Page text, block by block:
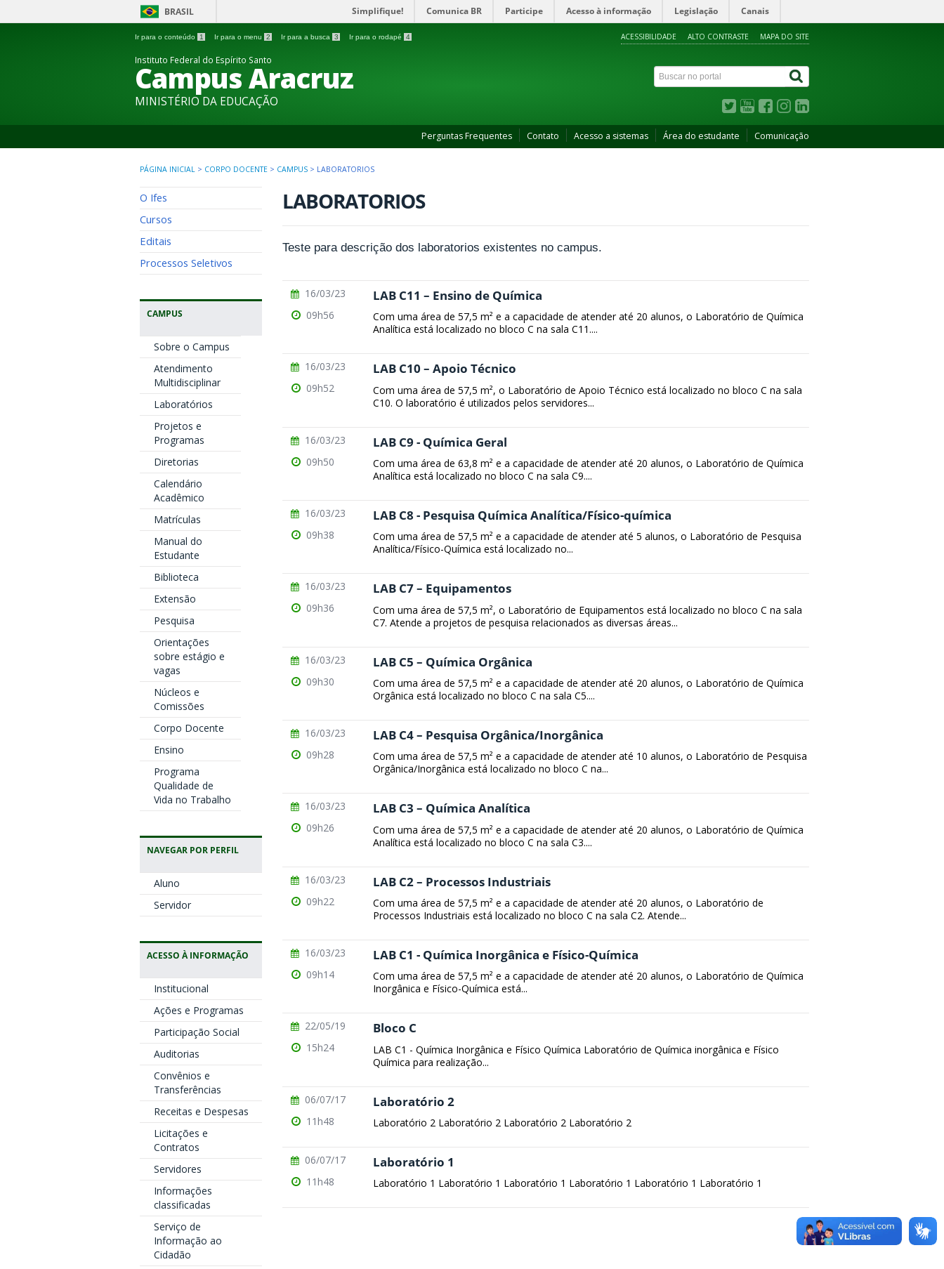
BRASIL Simplifique! Comunica BR Participe Acesso à informação Legislação Canais
Ir para o conteúdo 1 Ir para o menu 2 Ir para a busca 3 Ir para o rodapé 4 ACESSIBILIDADE ALTO CONTRASTE MAPA DO SITE
Instituto Federal do Espírito Santo
Campus Aracruz
MINISTÉRIO DA EDUCAÇÃO
Perguntas Frequentes Contato Acesso a sistemas Área do estudante Comunicação
PÁGINA INICIAL > CORPO DOCENTE > CAMPUS > LABORATORIOS
O Ifes
Cursos
Editais
Processos Seletivos
CAMPUS
Sobre o Campus
Atendimento
Multidisciplinar
Laboratórios
Projetos e
Programas
Diretorias
Calendário
Acadêmico
Matrículas
Manual do
Estudante
Biblioteca
Extensão
Pesquisa
Orientações
sobre estágio e
vagas
Núcleos e
Comissões
Corpo Docente
Ensino
Programa
Qualidade de
Vida no Trabalho
NAVEGAR POR PERFIL
Aluno
Servidor
ACESSO À INFORMAÇÃO
Institucional
Ações e Programas
Participação Social
Auditorias
Convênios e
Transferências
Receitas e Despesas
Licitações e
Contratos
Servidores
Informações
classificadas
Serviço de
Informação ao
Cidadão
LABORATORIOS
Teste para descrição dos laboratorios existentes no campus.
LAB C11 – Ensino de Química
Com uma área de 57,5 m² e a capacidade de atender até 20 alunos, o Laboratório de Química
Analítica está localizado no bloco C na sala C11....
16/03/23
09h56
LAB C10 – Apoio Técnico
Com uma área de 57,5 m², o Laboratório de Apoio Técnico está localizado no bloco C na sala
C10. O laboratório é utilizados pelos servidores...
16/03/23
09h52
LAB C9 - Química Geral
Com uma área de 63,8 m² e a capacidade de atender até 20 alunos, o Laboratório de Química
Analítica está localizado no bloco C na sala C9....
16/03/23
09h50
LAB C8 - Pesquisa Química Analítica/Físico-química
Com uma área de 57,5 m² e a capacidade de atender até 5 alunos, o Laboratório de Pesquisa
Analítica/Físico-Química está localizado no...
16/03/23
09h38
LAB C7 – Equipamentos
Com uma área de 57,5 m², o Laboratório de Equipamentos está localizado no bloco C na sala
C7. Atende a projetos de pesquisa relacionados as diversas áreas...
16/03/23
09h36
LAB C5 – Química Orgânica
Com uma área de 57,5 m² e a capacidade de atender até 20 alunos, o Laboratório de Química
Orgânica está localizado no bloco C na sala C5....
16/03/23
09h30
LAB C4 – Pesquisa Orgânica/Inorgânica
Com uma área de 57,5 m² e a capacidade de atender até 10 alunos, o Laboratório de Pesquisa
Orgânica/Inorgânica está localizado no bloco C na...
16/03/23
09h28
LAB C3 – Química Analítica
Com uma área de 57,5 m² e a capacidade de atender até 20 alunos, o Laboratório de Química
Analítica está localizado no bloco C na sala C3....
16/03/23
09h26
LAB C2 – Processos Industriais
Com uma área de 57,5 m² e a capacidade de atender até 20 alunos, o Laboratório de
Processos Industriais está localizado no bloco C na sala C2. Atende...
16/03/23
09h22
LAB C1 - Química Inorgânica e Físico-Química
Com uma área de 57,5 m² e a capacidade de atender até 20 alunos, o Laboratório de Química
Inorgânica e Físico-Química está...
16/03/23
09h14
Bloco C
LAB C1 - Química Inorgânica e Físico Química Laboratório de Química inorgânica e Físico
Química para realização...
22/05/19
15h24
Laboratório 2
Laboratório 2 Laboratório 2 Laboratório 2 Laboratório 2
06/07/17
11h48
Laboratório 1
Laboratório 1 Laboratório 1 Laboratório 1 Laboratório 1 Laboratório 1 Laboratório 1
06/07/17
11h48